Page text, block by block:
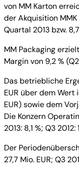
von MM Karton
der Akquisition
Quartal 2013 bzw.
MM Packaging
Margin von 9,2 % (Q2
Das betriebliche
EUR über dem Wert
EUR) sowie dem
Die Konzern
2013: 8,1 %; Q3 2012:
Der
27,7 Mio. EUR; Q3